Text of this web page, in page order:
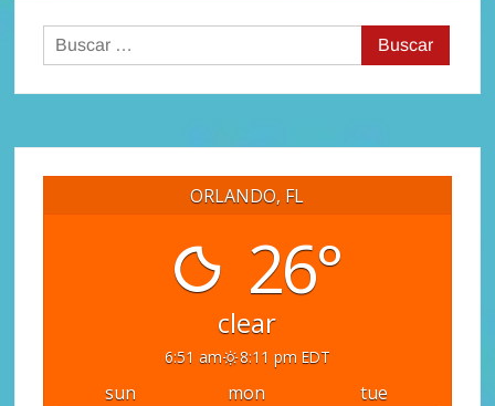
Buscar:
ORLANDO, FL
26°
clear
6:51 am 8:11 pm EDT
sun mon
tue